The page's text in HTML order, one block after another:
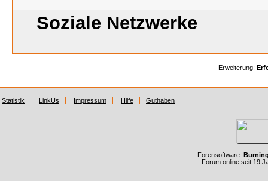
Soziale Netzwerke
Erweiterung:
Statistik LinkUs Impressum Hilfe Guthaben
Forensoftware:
Forum online seit 19